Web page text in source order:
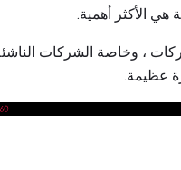
الأكثر أهمية.
، وخاصة الشركات الناشئة
عظيمة.